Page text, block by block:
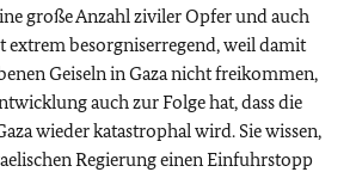
große Anzahl ziviler Opfer und auch
extrem besorgniserregend, weil damit
Geiseln in Gaza nicht freikommen,
auch zur Folge hat, dass die
wieder katastrophal wird. Sie wissen,
Regierung einen Einfuhrstopp